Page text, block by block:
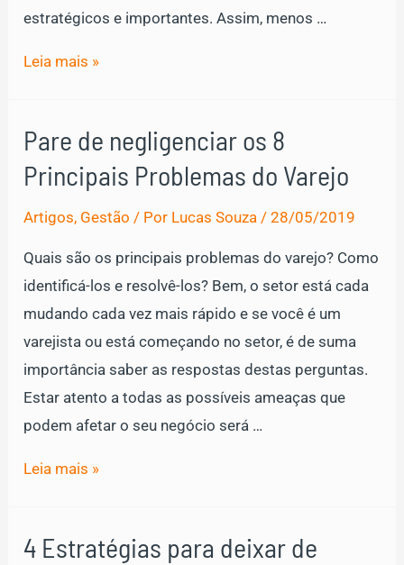
estratégicos e importantes. Assim, menos …
Como
podem
auxiliar
seu
sistema
de
cobrança
Leia mais »
Pare de negligenciar os 8
Principais Problemas do Varejo
Artigos, Gestão / Por Lucas Souza /28/05/2019
Quais são os principais problemas do varejo? Como
identificá-los e resolvê-los? Bem, o setor está cada
mudando cada vez mais rápido e se você é um
varejista ou está começando no setor, é de suma
importância saber as respostas destas perguntas.
Estar atento a todas as possíveis ameaças que
podem afetar o seu negócio será …
Pare
os
Leia mais »
4 Estratégias para deixar de